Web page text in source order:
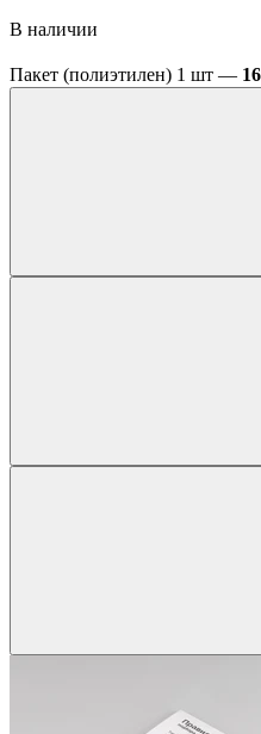
В наличии
Пакет (полиэтилен) 1 шт —